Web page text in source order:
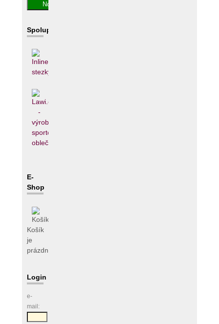
Spolupracujeme
E-
Shop
Košík
je
prázdný
Login
e-
mail: